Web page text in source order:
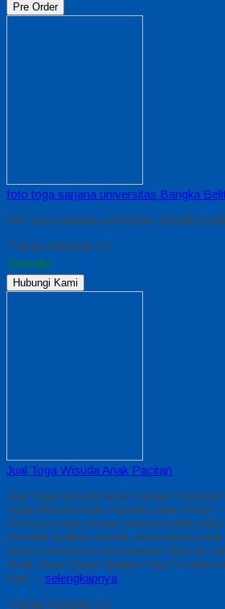
Pre Order
foto toga sarjana universitas Bangka
foto toga sarjana universitas Bangka
*Harga Hubungi CS
Tersedia
Hubungi Kami
Jual Toga Wisuda Anak Pacitan
Jual Toga Wisuda Anak Pacitan Hubungi
Toga Wisuda Anak Pacitan Jawa Timur
Promosi toga wisuda anak komplet pada
memiliki kualitas terbaik, kami kasih
Kami memberinya penawaran Special
Anak Umur Dasar dengan Fitur Produk
Kain… selengkapnya
*Harga Hubungi CS